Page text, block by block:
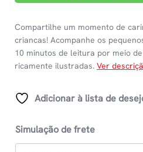
Compartilhe um momento de
criancas! Acompanhe os
10 minutos de leitura por meio
ricamente ilustradas. Ver
Adicionar à lista de
Simulação de frete